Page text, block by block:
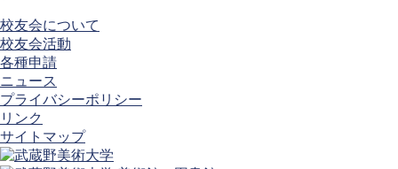
校友会について
校友会活動
各種申請
ニュース
プライバシーポリシー
リンク
サイトマップ